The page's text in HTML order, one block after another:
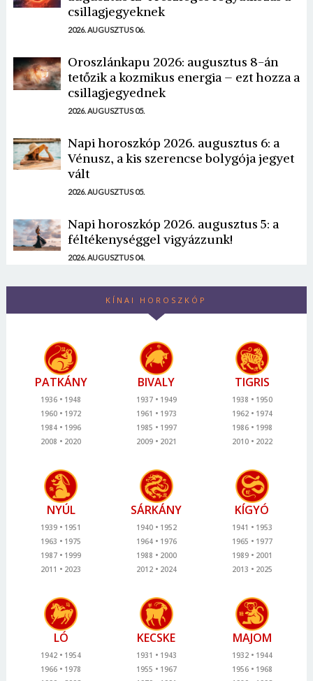
csillagjegyeknek
2026. AUGUSZTUS 06.
Oroszlánkapu 2026: augusztus 8-án
tetőzik a kozmikus energia – ezt hozza a
csillagjegyednek
2026. AUGUSZTUS 05.
Napi horoszkóp 2026. augusztus 6: a
Vénusz, a kis szerencse bolygója jegyet
vált
2026. AUGUSZTUS 05.
Napi horoszkóp 2026. augusztus 5: a
féltékenységgel vigyázzunk!
2026. AUGUSZTUS 04.
KÍNAI HOROSZKÓP
PATKÁNY
1936
1948
1960
1972
1984
1996
2008
2020
BIVALY
1937
1949
1961
1973
1985
1997
2009
2021
TIGRIS
1938
1950
1962
1974
1986
1998
2010
2022
NYÚL
1939
1951
1963
1975
1987
1999
2011
2023
SÁRKÁNY
1940
1952
1964
1976
1988
2000
2012
2024
KÍGYÓ
1941
1953
1965
1977
1989
2001
2013
2025
LÓ
1942
1954
1966
1978
KECSKE
1931
1943
1955
1967
MAJOM
1932
1944
1956
1968